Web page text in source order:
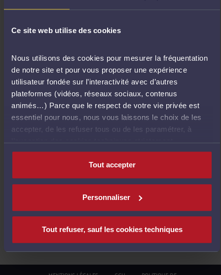
Ce site web utilise des cookies
Nous utilisons des cookies pour mesurer la fréquentation
de notre site et pour vous proposer une expérience
utilisateur fondée sur l’interactivité avec d’autres
plateformes (vidéos, réseaux sociaux, contenus
animés…) Parce que le respect de votre vie privée est
essentiel pour nous, nous vous laissons le choix de les
accepter, de les refuser tous ou de les paramétrer, à
l’exception des cookies techniques strictement
nécessaires au fonctionnement du site.
Tout accepter
Personnaliser
Tout refuser, sauf les cookies techniques
pas.
E
T
O
U
R
À
L
'
C
I